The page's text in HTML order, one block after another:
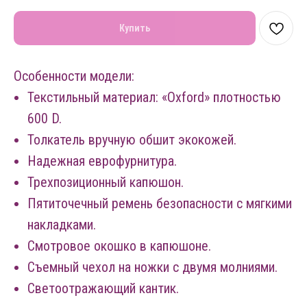
Купить
Особенности модели:
Текстильный материал: «Oxford» плотностью
600 D.
Толкатель вручную обшит экокожей.
Надежная еврофурнитура.
Трехпозиционный капюшон.
Пятиточечный ремень безопасности с мягкими
накладками.
Смотровое окошко в капюшоне.
Съемный чехол на ножки с двумя молниями.
Светоотражающий кантик.